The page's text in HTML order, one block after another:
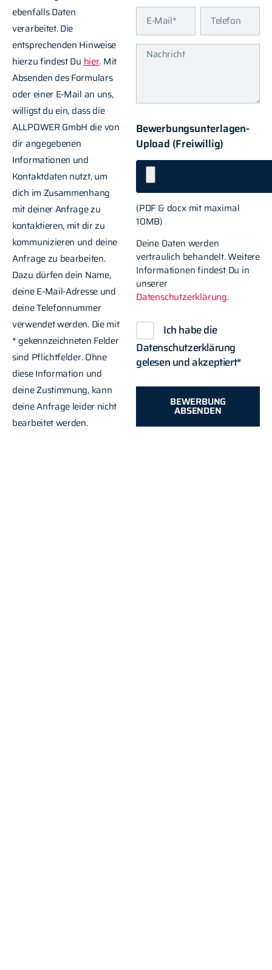
ebenfalls Daten
verarbeitet. Die
entsprechenden Hinweise
hierzu findest Duhier. Mit
Absenden des Formulars
oder einer E-Mail an uns,
willigst du ein, dass die
ALLPOWER GmbH die von
dir angegebenen
Informationen und
Kontaktdaten nutzt, um
dich im Zusammenhang
mit deiner Anfrage zu
kontaktieren, mit dir zu
kommunizieren und deine
Anfrage zu bearbeiten.
Dazu dürfen dein Name,
deine E-Mail-Adresse und
deine Telefonnummer
verwendet werden. Die mit
* gekennzeichneten Felder
sind Pflichtfelder. Ohne
diese Information und
deine Zustimmung, kann
deine Anfrage leider nicht
bearbeitet werden.
Bewerbungsunterlagen-
Upload (Freiwillig)
(PDF & docx mit maximal
10MB)
Deine Daten werden
vertraulich behandelt. Weitere
Informationen findest Du in
unserer
Datenschutzerklärung.
Ich habe die
Datenschutzerklärung
gelesen und akzeptiert*
BEWERBUNG
ABSENDEN